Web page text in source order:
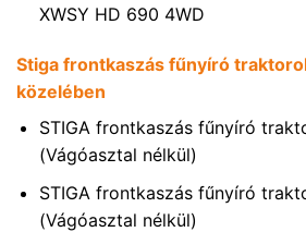
XWSY HD 690 4WD
Stiga frontkaszás fűnyíró
közelében
STIGA frontkaszás fűnyíró
(Vágóasztal nélkül)
STIGA frontkaszás fűnyíró
(Vágóasztal nélkül)